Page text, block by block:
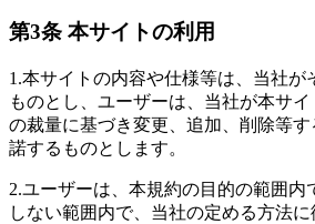
第3条 本サイトの利用
1.本サイトの内容や仕様等は、当社が
ものとし、ユーザーは、当社が本サ
の裁量に基づき変更、追加、削除等
諾するものとします。
2.ユーザーは、本規約の目的の範囲内
しない範囲内で、当社の定める方法